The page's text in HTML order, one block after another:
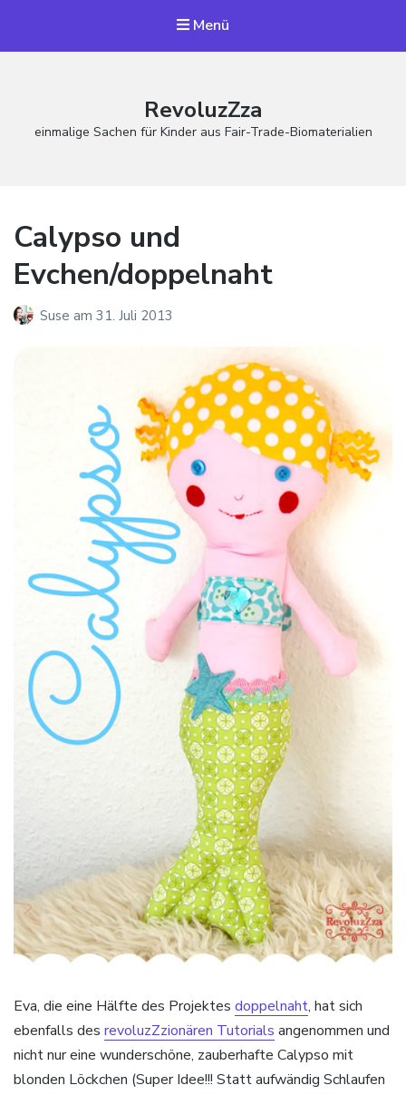
Menü
RevoluzZza
einmalige Sachen für Kinder aus Fair-Trade-Biomaterialien
Calypso und
Evchen/doppelnaht
Suse am 31. Juli 2013
Eva, die eine Hälfte des Projektes doppelnaht, hat sich
ebenfalls des revoluzZzionären Tutorials angenommen und
nicht nur eine wunderschöne, zauberhafte Calypso mit
blonden Löckchen (Super Idee!!! Statt aufwändig Schlaufen